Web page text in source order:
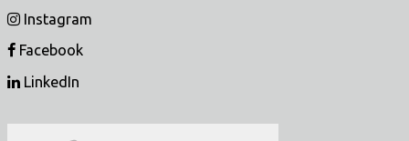
Instagram
Facebook
LinkedIn